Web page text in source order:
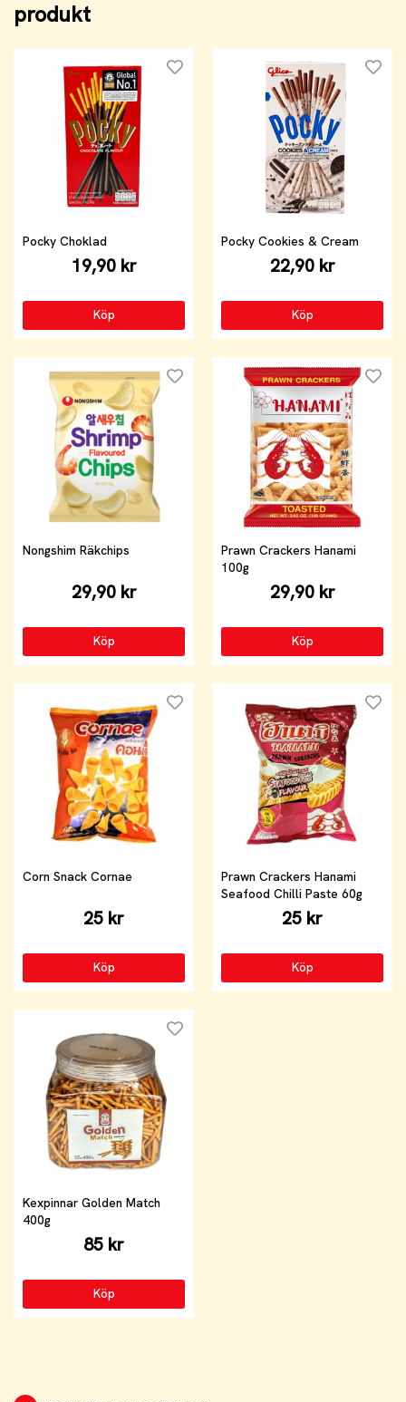
produkt
Pocky Choklad
19,90 kr
Köp
Pocky Cookies & Cream
22,90 kr
Köp
Nongshim Räkchips
29,90 kr
Köp
Prawn Crackers Hanami
100g
29,90 kr
Köp
Corn Snack Cornae
25 kr
Köp
Prawn Crackers Hanami
Seafood Chilli Paste 60g
25 kr
Köp
Kexpinnar Golden Match
400g
85 kr
Köp